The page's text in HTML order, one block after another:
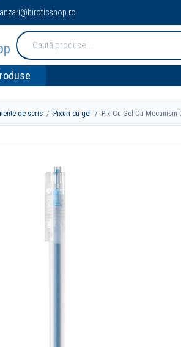
Cauta
produse:
de scris /Pixuri cu gel / Pix Cu Gel Cu Mecanism